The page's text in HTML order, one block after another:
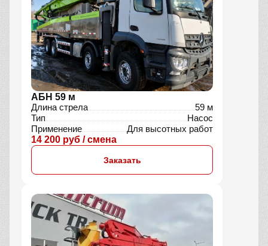
АБН 59 м
Длина стрела
59 м
Тип
Насос
Применение
Для высотных работ
14 200 руб / смена
Заказать